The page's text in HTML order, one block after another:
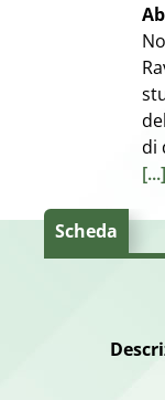
di
[...]
Scheda